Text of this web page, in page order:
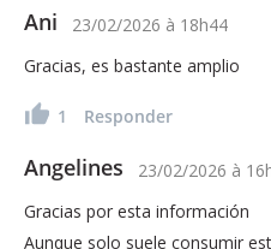
Ani 23/02/2026 à 18h44
Gracias, es bastante amplio
1 Responder
Angelines 23/02/2026 à
Gracias por esta información
Aunque solo suele consumir